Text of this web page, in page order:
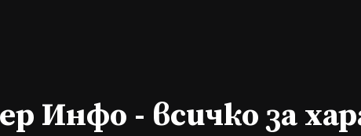
Инфо - всичко за